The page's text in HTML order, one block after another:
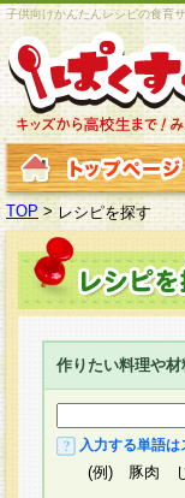
子供向けかんたんレシピの食育
TOP > レシピを探す
作りたい料理や材
入力する単語
(例) 豚肉 じ